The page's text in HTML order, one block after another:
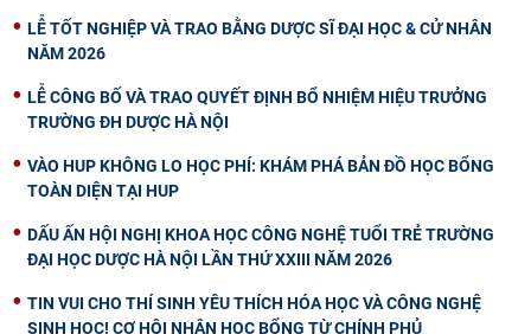
LỄ TỐT NGHIỆP VÀ TRAO BẰNG DƯỢC SĨ ĐẠI HỌC & CỬ NHÂN
NĂM 2026
LỄ CÔNG BỐ VÀ TRAO QUYẾT ĐỊNH BỔ NHIỆM HIỆU TRƯỞNG
TRƯỜNG ĐH DƯỢC HÀ NỘI
VÀO HUP KHÔNG LO HỌC PHÍ: KHÁM PHÁ BẢN ĐỒ HỌC BỔNG
TOÀN DIỆN TẠI HUP
DẤU ẤN HỘI NGHỊ KHOA HỌC CÔNG NGHỆ TUỔI TRẺ TRƯỜNG
ĐẠI HỌC DƯỢC HÀ NỘI LẦN THỨ XXIII NĂM 2026
TIN VUI CHO THÍ SINH YÊU THÍCH HÓA HỌC VÀ CÔNG NGHỆ
SINH HỌC! CƠ HỘI NHẬN HỌC BỔNG TỪ CHÍNH PHỦ